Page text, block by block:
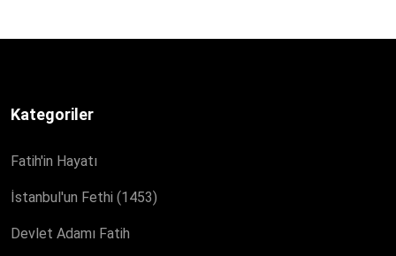
Kategoriler
Fatih'in Hayatı
İstanbul'un Fethi (1453)
Devlet Adamı Fatih